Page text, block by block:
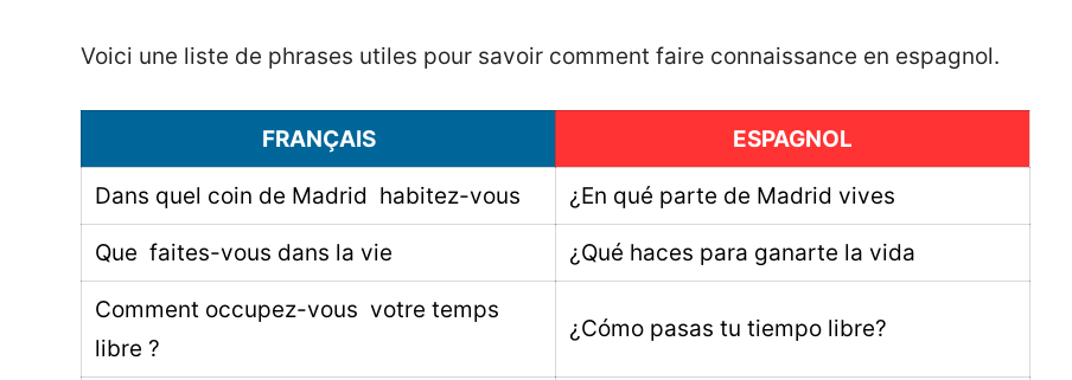
2020
Voici une liste de phrases utiles pour savoir comment faire connaissance en espagnol.
FRANÇAIS ESPAGNOL
Dans quel coin de Madrid habitez-vous ¿En qué parte de Madrid vives
Que faites-vous dans la vie ¿Qué haces para ganarte la vida
Comment occupez-vous votre temps
libre ?
¿Cómo pasas tu tiempo libre?